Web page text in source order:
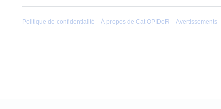
Politique de confidentialité À propos de Cat OPIDoR Avertissements